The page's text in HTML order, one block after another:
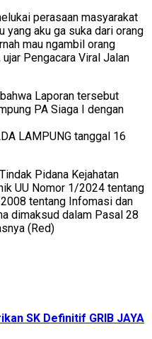
perasaan masyarakat
yang aku ga suka dari orang
mau ngambil orang
Pengacara Viral Jalan
Laporan tersebut
PA Siaga I dengan
LAMPUNG tanggal 16
Pidana Kejahatan
UU Nomor 1/2024 tentang
tentang Infomasi dan
dimaksud dalam Pasal 28
(Red)
SK Definitif GRIB JAYA